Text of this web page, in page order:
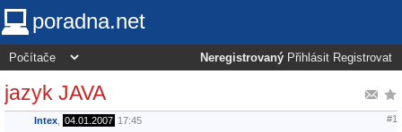
poradna.net
Neregistrovaný Přihlásit Registrovat
jazyk JAVA
Intex 04.01.2007 17:45 #1